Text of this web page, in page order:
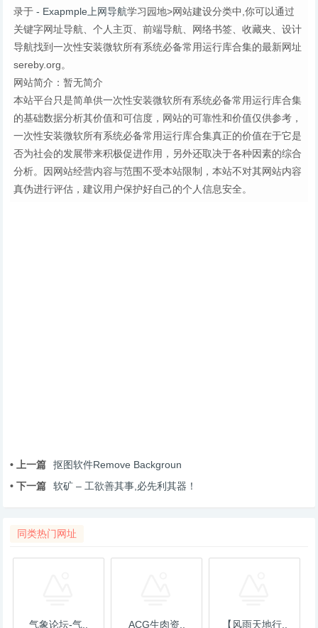
录于 - Exapmple上网导航学习园地>网站建设分类中,你可以通过
关键字网址导航、个人主页、前端导航、网络书签、收藏夹、设计
导航找到一次性安装微软所有系统必备常用运行库合集的最新网址
sereby.org。
网站简介：暂无简介
本站平台只是简单供一次性安装微软所有系统必备常用运行库合集
的基础数据分析其价值和可信度，网站的可靠性和价值仅供参考，
一次性安装微软所有系统必备常用运行库合集真正的价值在于它是
否为社会的发展带来积极促进作用，另外还取决于各种因素的综合
分析。因网站经营内容与范围不受本站限制，本站不对其网站内容
真伪进行评估，建议用户保护好自己的个人信息安全。
• 上一篇
抠图软件Remove Backgroun
• 下一篇
软矿 – 工欲善其事,必先利其器！
同类热门网址
气象论坛-气.. ACG生肉资.. 【风雨天地行..